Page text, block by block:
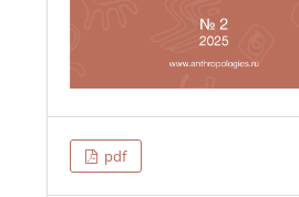
pdf